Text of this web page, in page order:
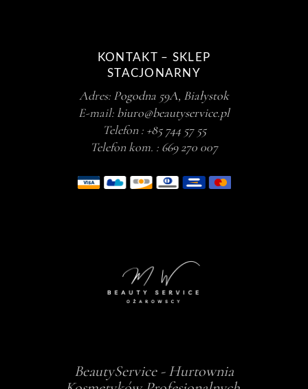
KONTAKT – SKLEP
STACJONARNY
Adres: Pogodna 59A, Białystok
E-mail: biuro@beautyservice.pl
Telefon : +85 744 57 55
Telefon kom. : 669 270 007
BeautyService - Hurtownia